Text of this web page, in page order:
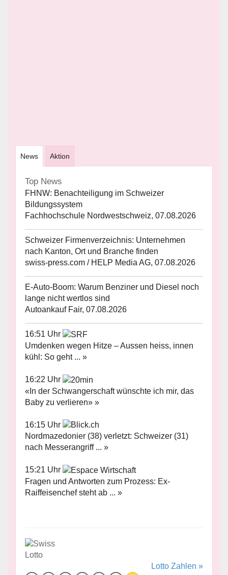
News Aktion
Top News
FHNW: Benachteiligung im Schweizer
Bildungssystem
Fachhochschule Nordwestschweiz, 07.08.2026
Schweizer Firmenverzeichnis: Unternehmen
nach Kanton, Ort und Branche finden
swiss-press.com / HELP Media AG, 07.08.2026
E-Auto-Boom: Warum Benziner und Diesel noch
lange nicht wertlos sind
Autoankauf Fair, 07.08.2026
16:51 Uhr
Umdenken wegen Hitze – Aussen heiss, innen
kühl: So geht ... »
16:22 Uhr
«In der Schwangerschaft wünschte ich mir, das
Baby zu verlieren» »
16:15 Uhr
Nordmazedonier (38) verletzt: Schweizer (31)
nach Messerangriff ... »
15:21 Uhr
Fragen und Antworten zum Prozess: Ex-
Raiffeisenchef steht ab ... »
Lotto Zahlen »